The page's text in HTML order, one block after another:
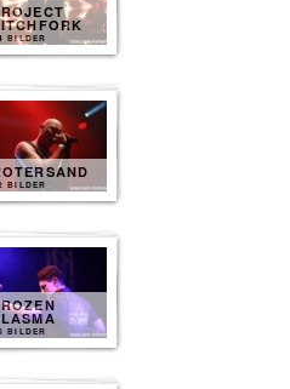
BILDER
BILDER
BILDER